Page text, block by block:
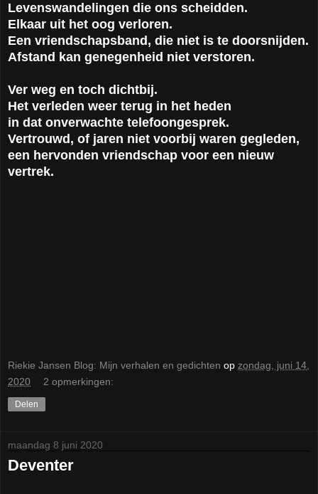
Levenswandelingen die ons scheidden.
Elkaar uit het oog verloren.
Een vriendschapsband, die niet is te doorsnijden.
Afstand kan genegenheid niet verstoren.
Ver weg en toch dichtbij.
Het verleden weer terug in het heden
in dat onverwachte telefoongesprek.
Vertrouwd, of jaren niet voorbij waren gegleden,
een hervonden vriendschap voor een nieuw
vertrek.
Riekie Jansen Blog: Mijn verhalen en gedichten op zondag, juni 14,
2020
2 opmerkingen:
Delen
maandag 8 juni 2020
Deventer